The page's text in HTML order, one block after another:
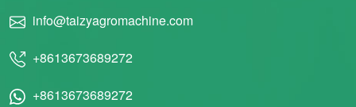
info@taizyagromachine.com
+8613673689272
+8613673689272